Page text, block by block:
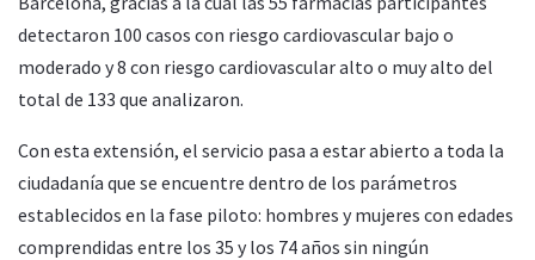
detectaron 100 casos con riesgo cardiovascular bajo o
moderado y 8 con riesgo cardiovascular alto o muy alto del
total de 133 que analizaron.
Con esta extensión, el servicio pasa a estar abierto a toda la
ciudadanía que se encuentre dentro de los parámetros
establecidos en la fase piloto: hombres y mujeres con edades
comprendidas entre los 35 y los 74 años sin ningún